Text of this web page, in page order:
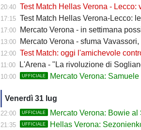
20:40 Test Match Hellas Verona - Lecco:
17:15 Test Match Hellas Verona-Lecco:
17:00 Mercato Verona - in settimana possibile
13:00 Mercato Verona - sfuma
12:00 Test Match: oggi l'amichevole
11:00 L'Arena - "La rivoluzione di Sogliano:
10:00 UFFICIALE Mercato Verona: Samuele
Venerdì 31 lug
22:00 UFFICIALE Mercato Verona: Bowie al
21:35 UFFICIALE Hellas Verona: Sezonienko